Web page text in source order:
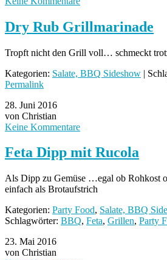
Dry Rub Grillmarinade
Tropft nicht den Grill voll… schmeckt
Kategorien: Salate, BBQ Sideshow |
Permalink
28. Juni 2016
von Christian
Keine Kommentare
Feta Dipp mit Rucola
Als Dipp zu Gemüse …egal ob Rohkost
einfach als Brotaufstrich
Kategorien: Party Food, Salate, BBQ
Schlagwörter: BBQ, Feta, Grillen, Party
23. Mai 2016
von Christian